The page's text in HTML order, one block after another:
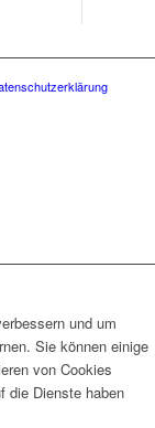
und um
Sie können einige
von Cookies
die Dienste haben